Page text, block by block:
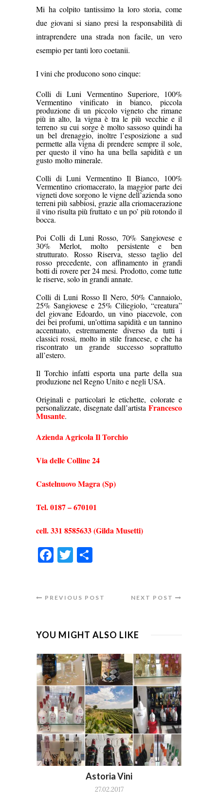
Mi ha colpito tantissimo la loro storia, come
due giovani si siano presi la responsabilità di
intraprendere una strada non facile, un vero
esempio per tanti loro coetanii.
I vini che producono sono cinque:
Colli di Luni Vermentino Superiore, 100%
Vermentino vinificato in bianco, piccola
produzione di un piccolo vigneto che rimane
più in alto, la vigna è tra le più vecchie e il
terreno su cui sorge è molto sassoso quindi ha
un bel drenaggio, inoltre l’esposizione a sud
permette alla vigna di prendere sempre il sole,
per questo il vino ha una bella sapidità e un
gustomolto minerale.
Colli di Luni Vermentino Il Bianco, 100%
Vermentino criomacerato, la maggior parte dei
vigneti dove sorgono le vigne dell’azienda sono
terreni più sabbiosi, grazie alla criomacerazione
il vino risulta più fruttato e un po’ più rotondo il
bocca.
Poi Colli di Luni Rosso, 70% Sangiovese e
30% Merlot, molto persistente e ben
strutturato.Rosso Riserva, stesso taglio del
rosso precedente, con affinamento in grandi
botti di rovere per 24 mesi. Prodotto, come tutte
le riserve, solo in grandi annate.
Colli di Luni Rosso Il Nero, 50% Cannaiolo,
25% Sangiovese e 25% Ciliegiolo, “creatura”
del giovane Edoardo, un vino piacevole, con
dei bei profumi, un’ottima sapidità e un tannino
accentuato, estremamente diverso da tutti i
classici rossi, molto in stile francese, e che ha
riscontrato un grande successo soprattutto
all’estero.
Il Torchio infatti esporta una parte della sua
produzione nel Regno Unito e negli USA.
Originali e particolari le etichette, colorate e
personalizzate, disegnate dall’artista Francesco
Musante.
Azienda Agricola Il Torchio
Via delle Colline 24
Castelnuovo Magra (Sp)
Tel. 0187 – 670101
cell. 331 8585633 (Gilda Musetti)
Facebook
Twitter
PREVIOUS POST NEXT POST
YOU MIGHT ALSO LIKE
Astoria Vini
27.02.2017